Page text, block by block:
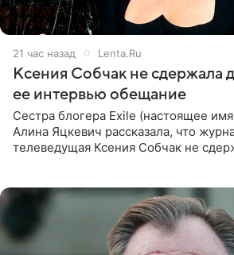
21 час назад Lenta.Ru
Ксения Собчак не сдержала
ее интервью обещание
Сестра блогера Exile (настоящее
Алина Яцкевич рассказала, что
телеведущая Ксения Собчак не